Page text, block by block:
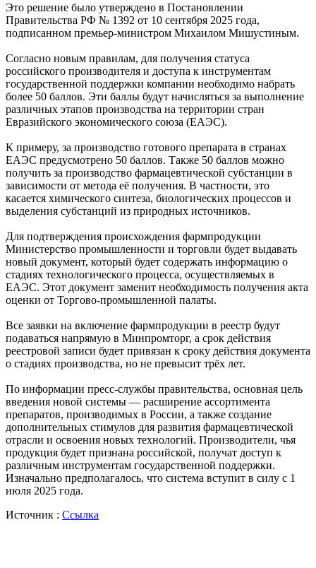
Это решение было утверждено в Постановлении
Правительства РФ № 1392 от 10 сентября 2025 года,
подписанном премьер-министром Михаилом Мишустиным.
Согласно новым правилам, для получения статуса
российского производителя и доступа к инструментам
государственной поддержки компании необходимо набрать
более 50 баллов. Эти баллы будут начисляться за выполнение
различных этапов производства на территории стран
Евразийского экономического союза (ЕАЭС).
К примеру, за производство готового препарата в странах
ЕАЭС предусмотрено 50 баллов. Также 50 баллов можно
получить за производство фармацевтической субстанции в
зависимости от метода её получения. В частности, это
касается химического синтеза, биологических процессов и
выделения субстанций из природных источников.
Для подтверждения происхождения фармпродукции
Министерство промышленности и торговли будет выдавать
новый документ, который будет содержать информацию о
стадиях технологического процесса, осуществляемых в
ЕАЭС. Этот документ заменит необходимость получения акта
оценки от Торгово-промышленной палаты.
Все заявки на включение фармпродукции в реестр будут
подаваться напрямую в Минпромторг, а срок действия
реестровой записи будет привязан к сроку действия документа
о стадиях производства, но не превысит трёх лет.
По информации пресс-службы правительства, основная цель
введения новой системы — расширение ассортимента
препаратов, производимых в России, а также создание
дополнительных стимулов для развития фармацевтической
отрасли и освоения новых технологий. Производители, чья
продукция будет признана российской, получат доступ к
различным инструментам государственной поддержки.
Изначально предполагалось, что система вступит в силу с 1
июля 2025 года.
Источник : Ссылка